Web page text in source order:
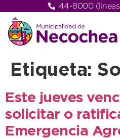
44-8000
Etiqueta:
Este jueves
solicitar o
Emergencia